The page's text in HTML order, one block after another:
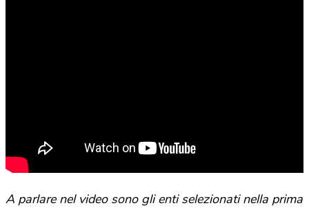
A parlare nel video sono gli enti selezionati nella prima